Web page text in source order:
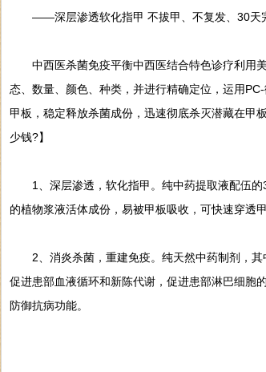
——深层渗透软化指甲 不拔甲、不复发、30天
中西医杀菌免疫平衡中西医结合特色诊疗利用
态、数量、颜色、种类，并进行精确定位，运用
甲板，稳定释放杀菌成份，迅速彻底杀灭潜藏在甲
少钱?】
1、深层渗透，软化指甲。纯中药提取液配伍的
的植物浆液活体成份，易被甲板吸收，可快速穿透
2、消炎杀菌，重建免疫。纯天然中药制剂，其
促进患部血液循环和新陈代谢，促进患部淋巴细胞
防御抗病功能。